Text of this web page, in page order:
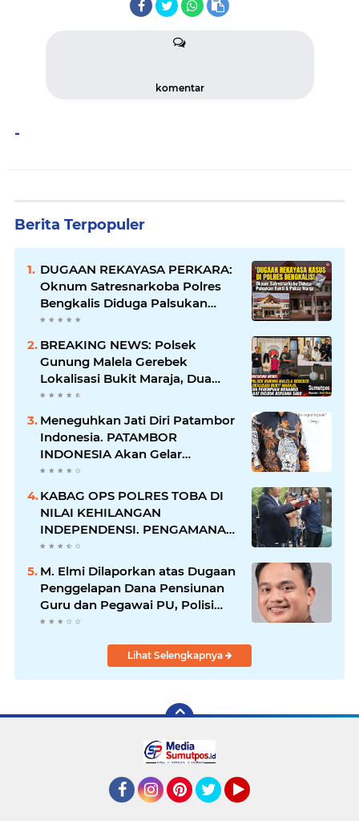
komentar
-
Berita Terpopuler
DUGAAN REKAYASA PERKARA:
Oknum Satresnarkoba Polres
Bengkalis Diduga Palsukan
Barang Bukti Hingga Paksa
BREAKING NEWS: Polsek
Gunung Malela Gerebek
Lokalisasi Bukit Maraja, Dua
Perempuan Menangis Saat
Meneguhkan Jati Diri Patambor
Indonesia. PATAMBOR
INDONESIA Akan Gelar
RAKERNAS II Di Jakarta.
KABAG OPS POLRES TOBA DI
NILAI KEHILANGAN
INDEPENDENSI. PENGAMANAN
PENEMBOKAN TANAH DI
M. Elmi Dilaporkan atas Dugaan
Penggelapan Dana Pensiunan
Guru dan Pegawai PU, Polisi
Pastikan Proses Hukum
Lihat Selengkapnya